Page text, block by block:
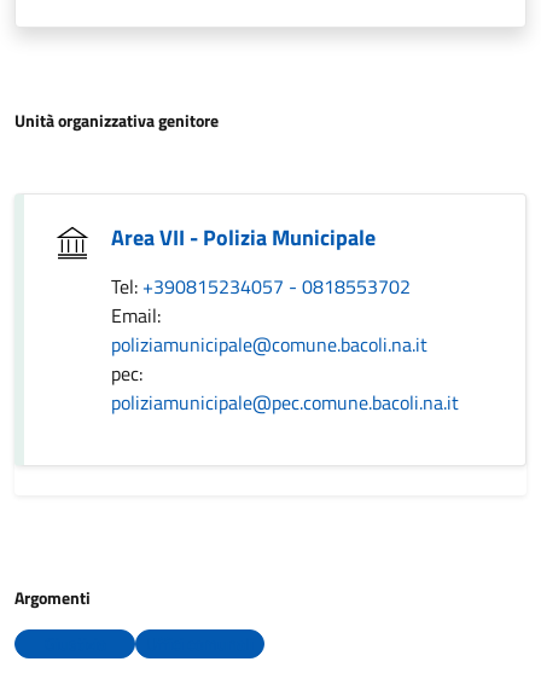
Unità organizzativa genitore
Area VII - Polizia Municipale
Tel: +390815234057 - 0818553702
Email:
poliziamunicipale@comune.bacoli.na.it
pec:
poliziamunicipale@pec.comune.bacoli.na.it
Argomenti